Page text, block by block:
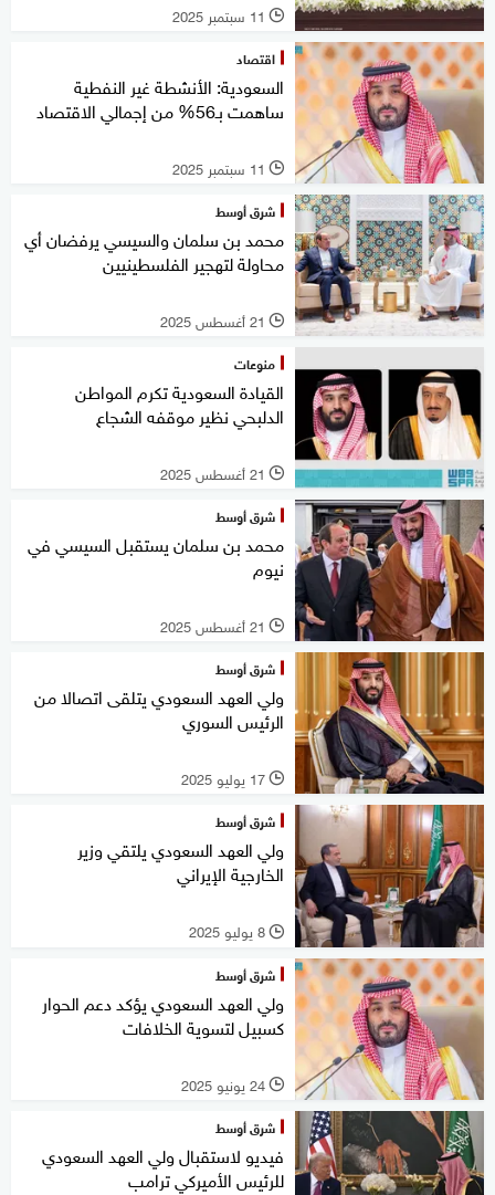
l 11 سبتمبر 2025
اقتصاد
السعودية: الأنشطة غير النفطية
ساهمت بـ56% من إجمالي الاقتصاد
l 11 سبتمبر 2025
شرق أوسط
محمد بن سلمان والسيسي يرفضان أي
محاولة لتهجير الفلسطينيين
l 21 أغسطس 2025
منوعات
القيادة السعودية تكرم المواطن
الدلبحي نظير موقفه الشجاع
l 21 أغسطس 2025
شرق أوسط
محمد بن سلمان يستقبل السيسي في
نيوم
l 21 أغسطس 2025
شرق أوسط
ولي العهد السعودي يتلقى اتصالا من
الرئيس السوري
l 17 يوليو 2025
شرق أوسط
ولي العهد السعودي يلتقي وزير
الخارجية الإيراني
l 8 يوليو 2025
شرق أوسط
ولي العهد السعودي يؤكد دعم الحوار
كسبيل لتسوية الخلافات
l 24 يونيو 2025
شرق أوسط
فيديو لاستقبال ولي العهد السعودي
للرئيس الأميركي ترامب